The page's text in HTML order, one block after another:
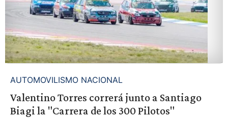
AUTOMOVILISMO NACIONAL
Valentino Torres correrá junto a Santiago
Biagi la "Carrera de los 300 Pilotos"